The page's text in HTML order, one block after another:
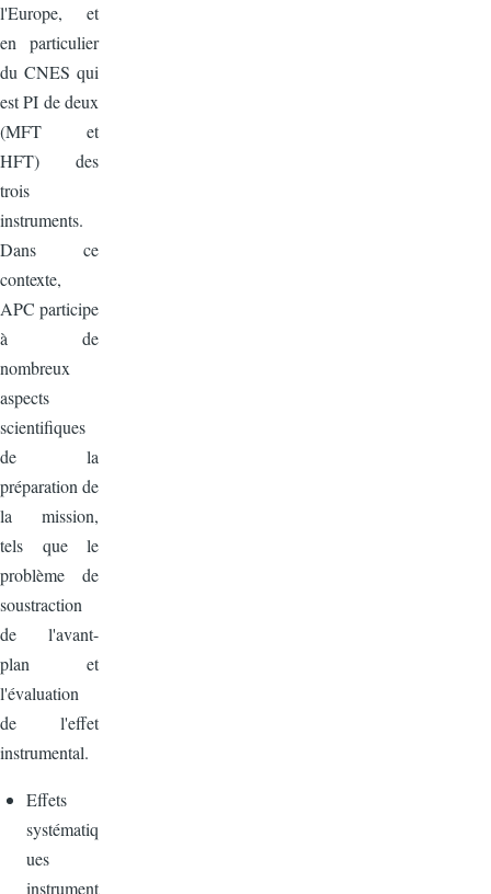
l'Europe, et
en particulier
du CNES qui
est PI de deux
(MFT et
HFT) des
trois
instruments.
Dans ce
contexte,
APC participe
à de
nombreux
aspects
scientifiques
de la
préparation de
la mission,
tels que le
problème de
soustraction
de l'avant-
plan et
l'évaluation
de l'effet
instrumental.
Effets
systématiq
ues
instrument